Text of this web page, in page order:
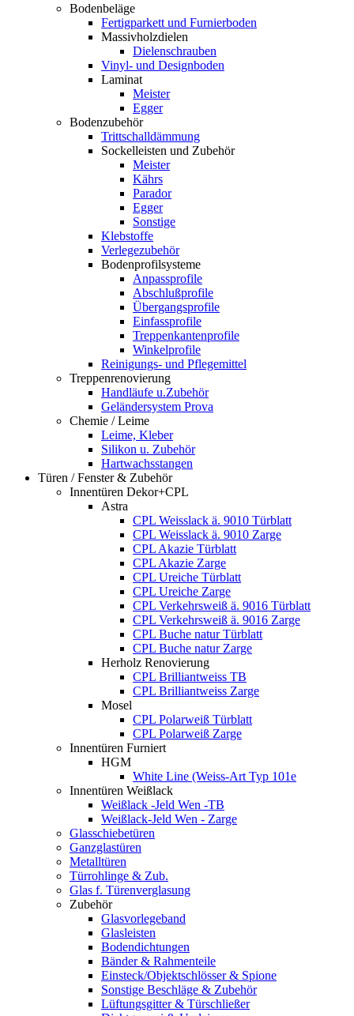
Bodenbeläge
Fertigparkett und Furnierboden
Massivholzdielen
Dielenschrauben
Vinyl- und Designboden
Laminat
Meister
Egger
Bodenzubehör
Trittschalldämmung
Sockelleisten und Zubehör
Meister
Kährs
Parador
Egger
Sonstige
Klebstoffe
Verlegezubehör
Bodenprofilsysteme
Anpassprofile
Abschlußprofile
Übergangsprofile
Einfassprofile
Treppenkantenprofile
Winkelprofile
Reinigungs- und Pflegemittel
Treppenrenovierung
Handläufe u.Zubehör
Geländersystem Prova
Chemie / Leime
Leime, Kleber
Silikon u. Zubehör
Hartwachsstangen
Türen / Fenster & Zubehör
Innentüren Dekor+CPL
Astra
CPL Weisslack ä. 9010 Türblatt
CPL Weisslack ä. 9010 Zarge
CPL Akazie Türblatt
CPL Akazie Zarge
CPL Ureiche Türblatt
CPL Ureiche Zarge
CPL Verkehrsweiß ä. 9016 Türblatt
CPL Verkehrsweiß ä. 9016 Zarge
CPL Buche natur Türblatt
CPL Buche natur Zarge
Herholz Renovierung
CPL Brilliantweiss TB
CPL Brilliantweiss Zarge
Mosel
CPL Polarweiß Türblatt
CPL Polarweiß Zarge
Innentüren Furniert
HGM
White Line (Weiss-Art Typ 101e
Innentüren Weißlack
Weißlack -Jeld Wen -TB
Weißlack-Jeld Wen - Zarge
Glasschiebetüren
Ganzglastüren
Metalltüren
Türrohlinge & Zub.
Glas f. Türenverglasung
Zubehör
Glasvorlegeband
Glasleisten
Bodendichtungen
Bänder & Rahmenteile
Einsteck/Objektschlösser & Spione
Sonstige Beschläge & Zubehör
Lüftungsgitter & Türschließer